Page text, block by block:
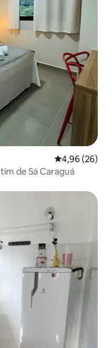
4,96 de uma
4,96 (26)
de Sá Caraguá